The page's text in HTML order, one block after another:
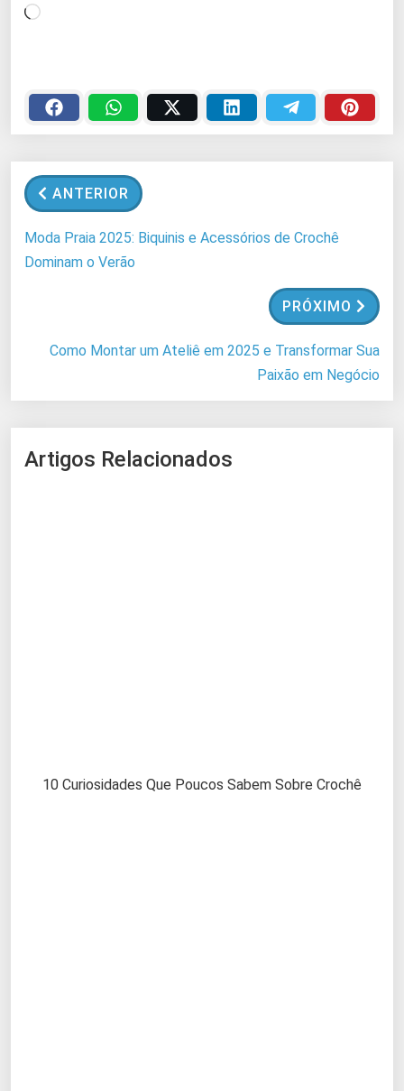
C
e
g
n
d
ANTERIOR
Moda Praia 2025: Biquinis e Acessórios de Crochê
Dominam o Verão
PRÓXIMO
Como Montar um Ateliê em 2025 e Transformar Sua
Paixão em Negócio
Artigos Relacionados
10 Curiosidades Que Poucos Sabem Sobre Crochê